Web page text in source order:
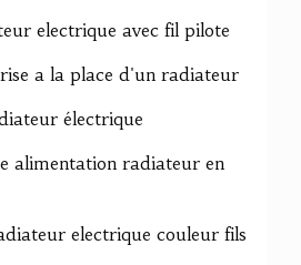
electrique avec fil pilote
a la place d'un radiateur
électrique
alimentation radiateur en
electrique couleur fils